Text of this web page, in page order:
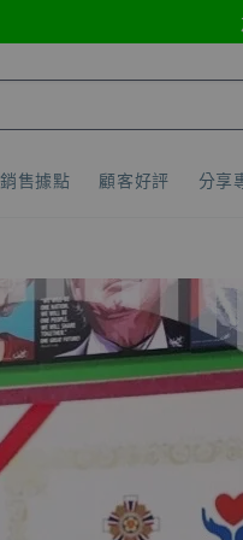
銷售據點 顧客好評 分享